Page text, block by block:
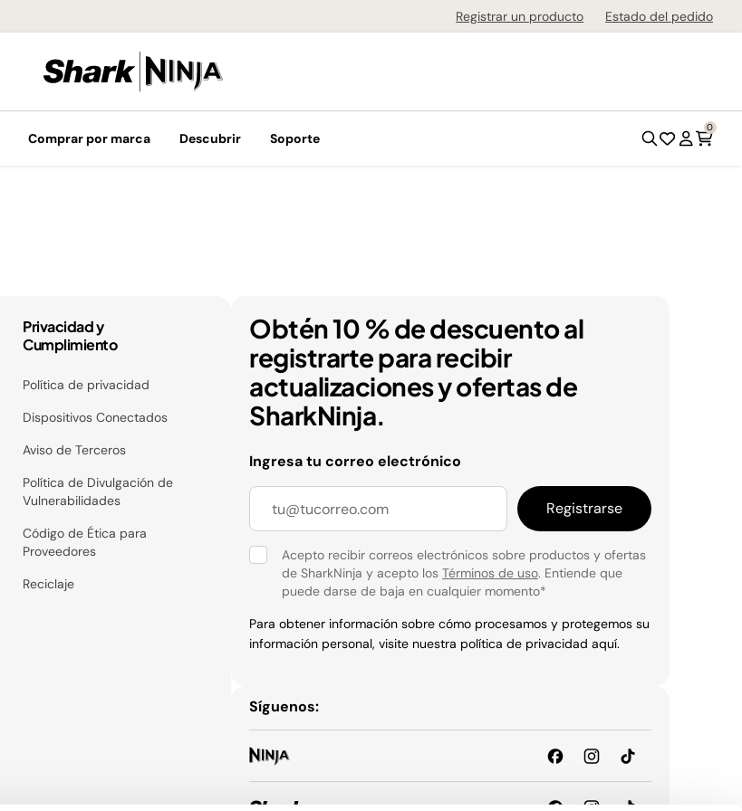
¡Envíos GRATIS de 1-3 días en todo el país!Registrar un producto Estado del pedido
Comprar por marca Descubrir Soporte
0
Privacidad y
Cumplimiento
Política de privacidad
Dispositivos Conectados
Aviso de Terceros
Política de Divulgación de
Vulnerabilidades
Código de Ética para
Proveedores
Reciclaje
Obtén 10 % de descuento al
registrarte para recibir
actualizaciones y ofertas de
SharkNinja.
Ingresa tu correo electrónico
Registrarse
Acepto recibir correos electrónicos sobre productos y ofertas
de SharkNinja y acepto los Términos de uso. Entiende que
puede darse de baja en cualquier momento*
Para obtener información sobre cómo procesamos y protegemos su
información personal, visite nuestra política de privacidad aquí.
Síguenos: